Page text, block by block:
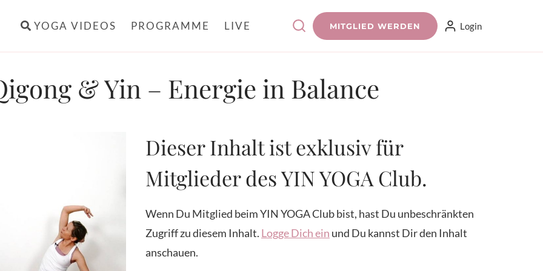
YOGA VIDEOS PROGRAMME LIVE MITGLIED WERDEN Login
& Yin – Energie in Balance
Dieser Inhalt ist exklusiv für
Mitglieder des YIN YOGA Club.
Wenn Du Mitglied beim YIN YOGA Club bist, hast Du unbeschränkten
Zugriff zu diesem Inhalt. Logge Dich ein und Du kannst Dir den Inhalt
anschauen.